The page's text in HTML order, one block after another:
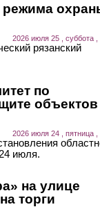
режима
2026 июля 25 , суббота ,
рязанский
по
объектов
2026 июля 24 , пятница ,
июля.
на улице
торги